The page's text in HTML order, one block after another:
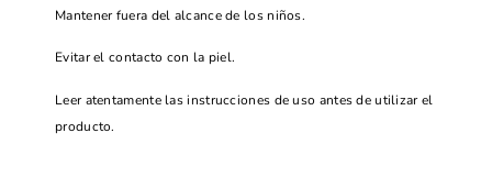
Mantener fuera del alcance de los niños.
Evitar el contacto con la piel.
Leer atentamente las instrucciones de uso antes de utilizar el
producto.